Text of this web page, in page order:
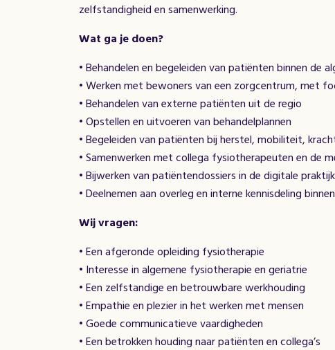
zelfstandigheid en samenwerking.
Wat ga je doen?
• Behandelen en begeleiden van patiënten binnen de
• Werken met bewoners van een zorgcentrum, met
• Behandelen van externe patiënten uit de regio
• Opstellen en uitvoeren van behandelplannen
• Begeleiden van patiënten bij herstel, mobiliteit,
• Samenwerken met collega fysiotherapeuten en de
• Bijwerken van patiëntendossiers in de digitale
• Deelnemen aan overleg en interne kennisdeling
Wij vragen:
• Een afgeronde opleiding fysiotherapie
• Interesse in algemene fysiotherapie en geriatrie
• Een zelfstandige en betrouwbare werkhouding
• Empathie en plezier in het werken met mensen
• Goede communicatieve vaardigheden
• Een betrokken houding naar patiënten en collega’s